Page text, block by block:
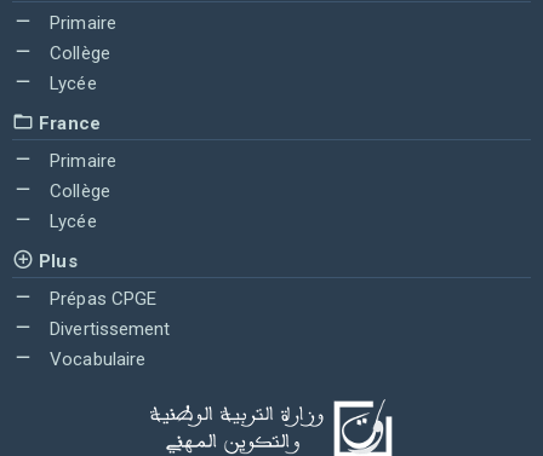
Primaire
Collège
Lycée
France
Primaire
Collège
Lycée
Plus
Prépas CPGE
Divertissement
Vocabulaire